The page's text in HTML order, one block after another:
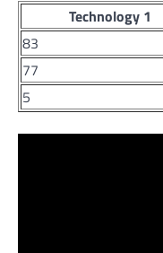
Technology 1
83
77
5